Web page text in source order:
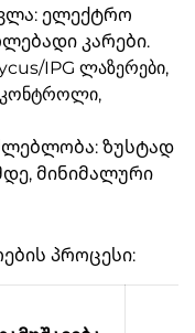
ელექტრო
კარები.
IPG ლაზერები,
კონტროლი,
ზუსტად
მინიმალური
პროცესი: